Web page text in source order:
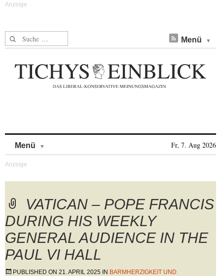
Suche nach: Menü
Menü Fr, 7. Aug 2026
VATICAN – POPE FRANCIS
DURING HIS WEEKLY
GENERAL AUDIENCE IN THE
PAUL VI HALL
PUBLISHED ON 21. APRIL 2025 IN BARMHERZIGKEIT UND